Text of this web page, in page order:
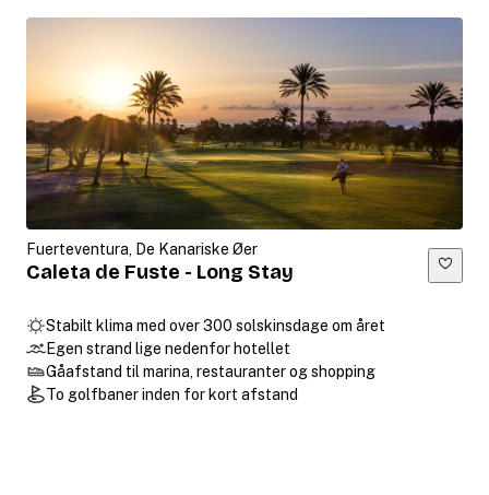
Fuerteventura, De Kanariske Øer
Caleta de Fuste - Long Stay
Stabilt klima med over 300 solskinsdage om året
Egen strand lige nedenfor hotellet
Gåafstand til marina, restauranter og shopping
To golfbaner inden for kort afstand